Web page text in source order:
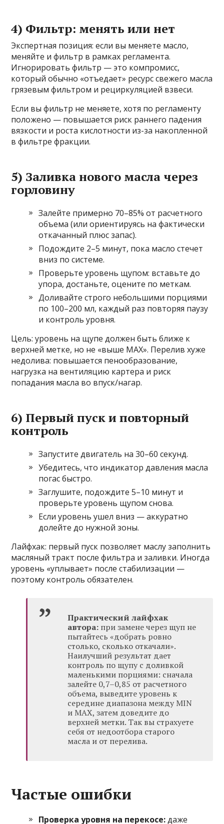
4) Фильтр: менять или нет
Экспертная позиция: если вы меняете масло,
меняйте и фильтр в рамках регламента.
Игнорировать фильтр — это компромисс,
который обычно «отъедает» ресурс свежего масла
грязевым фильтром и рециркуляцией взвеси.
Если вы фильтр не меняете, хотя по регламенту
положено — повышается риск раннего падения
вязкости и роста кислотности из-за накопленной
в фильтре фракции.
5) Заливка нового масла через
горловину
Залейте примерно 70–85% от расчетного
объема (или ориентируясь на фактически
откачанный плюс запас).
Подождите 2–5 минут, пока масло стечет
вниз по системе.
Проверьте уровень щупом: вставьте до
упора, достаньте, оцените по меткам.
Доливайте строго небольшими порциями
по 100–200 мл, каждый раз повторяя паузу
и контроль уровня.
Цель: уровень на щупе должен быть ближе к
верхней метке, но не «выше MAX». Перелив хуже
недолива: повышается пенообразование,
нагрузка на вентиляцию картера и риск
попадания масла во впуск/нагар.
6) Первый пуск и повторный
контроль
Запустите двигатель на 30–60 секунд.
Убедитесь, что индикатор давления масла
погас быстро.
Заглушите, подождите 5–10 минут и
проверьте уровень щупом снова.
Если уровень ушел вниз — аккуратно
долейте до нужной зоны.
Лайфхак: первый пуск позволяет маслу заполнить
масляный тракт после фильтра и заливки. Иногда
уровень «уплывает» после стабилизации —
поэтому контроль обязателен.
Практический лайфхак
автора: при замене через щуп не
пытайтесь «добрать ровно
столько, сколько откачали».
Наилучший результат дает
контроль по щупу с доливкой
маленькими порциями: сначала
залейте 0,7–0,85 от расчетного
объема, выведите уровень к
середине диапазона между MIN
и MAX, затем доведите до
верхней метки. Так вы страхуете
себя от недоотбора старого
масла и от перелива.
Частые ошибки
Проверка уровня на перекосе:даже